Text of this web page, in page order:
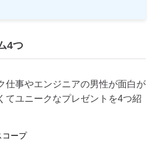
4つ
仕事やエンジニアの男性が面白が
てユニークなプレゼントを4つ紹
ープ